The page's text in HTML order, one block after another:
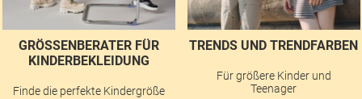
GRÖSSENBERATER FÜR K
INDERBEKLEIDUNG
Finde die perfekte Kindergröße
TRENDS UND TRENDFARBEN
Für größere Kinder und
Teenager